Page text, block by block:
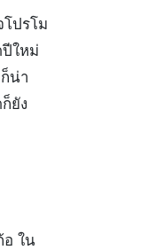
ปรโม
ใหม่
น่า
ยัง
อ ใน